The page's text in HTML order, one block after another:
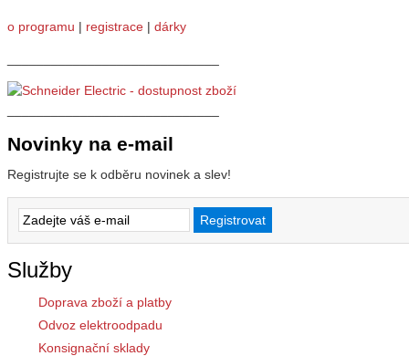
o programu | registrace | dárky
Novinky na e-mail
Registrujte se k odběru novinek a slev!
Služby
Doprava zboží a platby
Odvoz elektroodpadu
Konsignační sklady